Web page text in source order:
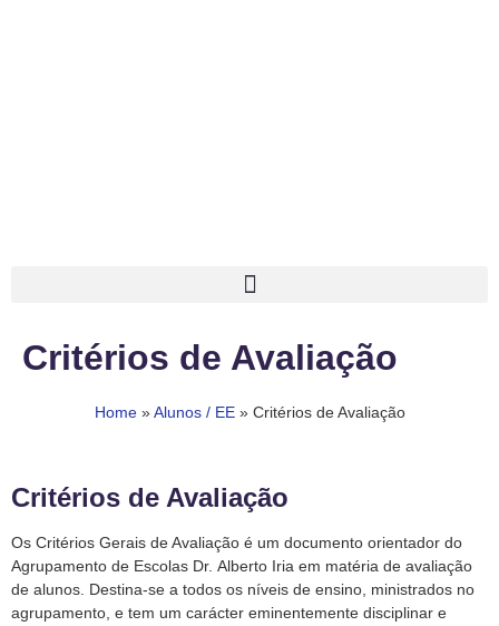
Critérios de Avaliação
Home»Alunos / EE» Critérios de Avaliação
Critérios de Avaliação
Os Critérios Gerais de Avaliação é um documento orientador do
Agrupamento de Escolas Dr. Alberto Iria em matéria de avaliação
de alunos. Destina-se a todos os níveis de ensino, ministrados no
agrupamento, e tem um carácter eminentemente disciplinar e